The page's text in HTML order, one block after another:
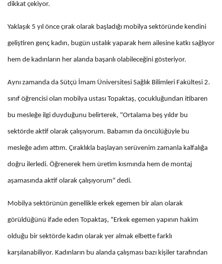
dikkat çekiyor.
Yaklaşık 5 yıl önce çırak olarak başladığı mobilya sektöründe kendini
geliştiren genç kadın, bugün ustalık yaparak hem ailesine katkı sağlıyor
hem de kadınların her alanda başarılı olabileceğini gösteriyor.
Aynı zamanda da Sütçü İmam Üniversitesi Sağlık Bilimleri Fakültesi 2.
sınıf öğrencisi olan mobilya ustası Topaktaş, çocukluğundan itibaren
bu mesleğe ilgi duyduğunu belirterek, "Ortalama beş yıldır bu
sektörde aktif olarak çalışıyorum. Babamın da öncülüğüyle bu
mesleğe adım attım. Çıraklıkla başlayan serüvenim zamanla kalfalığa
doğru ilerledi. Öğrenerek hem üretim kısmında hem de montaj
aşamasında aktif olarak çalışıyorum" dedi.
Mobilya sektörünün genellikle erkek egemen bir alan olarak
görüldüğünü ifade eden Topaktaş, "Erkek egemen yapının hakim
olduğu bir sektörde kadın olarak yer almak elbette farklı
karşılanabiliyor. Kadınların bu alanda çalışması bazı kişiler tarafından